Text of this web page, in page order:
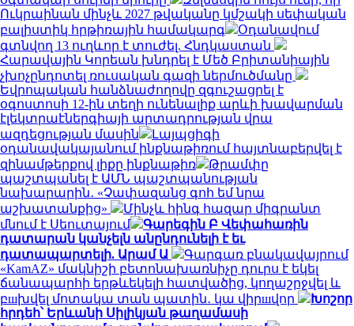
Ուկրաինան մինչև 2027 թվականը կմշակի սեփական
բալիստիկ հրթիռային համակարգ
Օդանավում
գտնվող 13 ուղևոր է տուժել. Հնդկաստան
Հարավային Կորեան խնդրել է Մեծ Բրիտանիային
չխոչընդոտել ռուսական գազի ներմուծմանը
Եվրոպական հանձնաժողովը զգուշացրել է
օգոստոսի 12-ին տեղի ունենալիք արևի խավարման
էլեկտրաէներգիայի արտադրության վրա
ազդեցության մասին
Լայպցիգի
օդանավակայանում ինքնաթիռում հայտնաբերվել է
զինամթերքով լիքը ինքնաթիռ
Թրամփը
պաշտպանել է ԱՄՆ պաշտպանության
նախարարին․ «Չափազանց գոհ եմ նրա
աշխատանքից»
Մինչև հինգ հազար միգրանտ
մնում է Սեուտայում
Գարեգին Բ Վեփահառին
դատարան կանչելն անընդունելի է եւ
դատապարտելի. Արամ Ա
Գարգառ բնակավայրում
«KamAZ» մակնիշի բետոնախառնիչը դուրս է եկել
ճանապարհի երթևեկելի հատվածից, կողաշրջվել և
բшխվել մոտակա տան պատին․ կա վիրшվոր
Խոշոր
հրդեհ՝ Երևանի Սիլիկյան թաղամասի